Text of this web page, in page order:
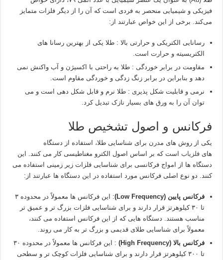
فیزیکی و شیمیایی منحصر به فردی است که آن را از دیگر فلزات متمایز
می‌کند. برخی از این خواص عبارتند از:
رسانایی الکتریکی و حرارتی بالا : طلا یکی از بهترین رسانا های
الکتریسیته و حرارت است.
مقاومت در برابر خوردگی : طلا به راحتی با اکسیژن و آب واکنش نمی‌
دهد و بنابراین در برابر زنگ‌ زدگی و خوردگی مقاوم است.
نرمی و قابلیت شکل‌ پذیری : طلا نرم و قابل شکل‌ دهی است و می‌
توان آن را به ورق‌ های بسیار نازک تبدیل کرد.
فرکانس و اصول تشخیص طلا
یکی از روش‌ های مدرن برای شناسایی طلا، استفاده از دستگاه‌
هایفلزیاب است که بر اساس اصول الکترو مغناطیسی کار می‌ کنند. این
دستگاه‌ ها از امواج فرکانسی برای شناسایی فلزات زیر زمینی استفاده می‌
کنند. دو نوع اصلی فرکانس مورد استفاده در این دستگاه‌ ها عبارتند از:
فرکانس پایین (Low Frequency)
: این فرکانس‌ ها معمولاً در محدوده ۳
تا ۳۰ کیلوهرتز قرار دارند و برای شناسایی فلزات بزرگ‌ تر و عمیق‌ تر
مناسب هستند. دستگاه‌ هایی که از این فرکانس استفاده می‌ کنند،
معمولاً برای شناسایی طلای قدیمی و بزرگ‌ تر به کار می‌ روند.
فرکانس بالا (High Frequency)
: این فرکانس‌ ها معمولاً در محدوده ۳۰
تا ۳۰۰ کیلوهرتز قرار دارند و برای شناسایی فلزات کوچک‌ تر و سطحی‌